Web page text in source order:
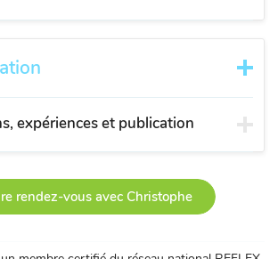
expériences et publication
rendez-vous avec Christophe